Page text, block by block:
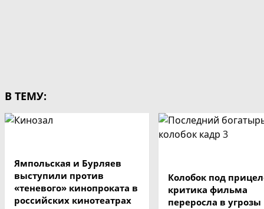
В ТЕМУ:
Ямпольская и Бурляев
выступили против
«теневого» кинопроката в
российских кинотеатрах
Колобок под
критика фильма
переросла в угрозы